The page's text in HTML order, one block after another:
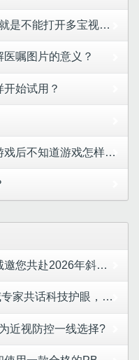
我能打开其他网站，能上QQ，就是不能打开多宝视的网站，怎么办？
嘱图片的意义？
始试用？
训练中怎样换游戏，如果换了游戏后不知道游戏怎样玩，怎么办？
视创新境 光护明眸 | 视景医疗诚邀您共赴2026年斜视与小儿眼科学术大会
两会健康策聚焦近视防控 | 权威专家共话科技护眼，视景医疗LED红光成合规防控新选择
近视防控一线选择?